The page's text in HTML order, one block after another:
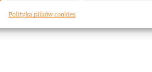
Polityka plików cookies